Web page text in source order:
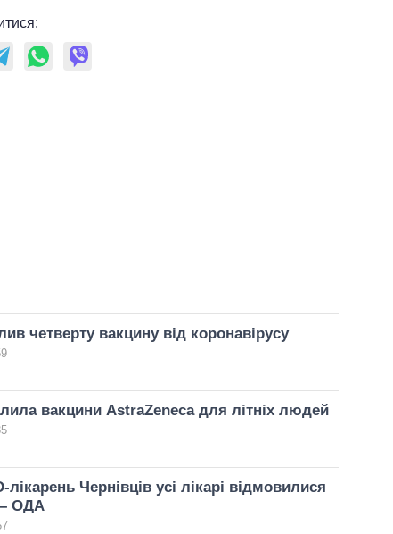
четверту вакцину від коронавірусу
вакцини AstraZeneca для літніх людей
лікарень Чернівців усі лікарі відмовилися
– ОДА